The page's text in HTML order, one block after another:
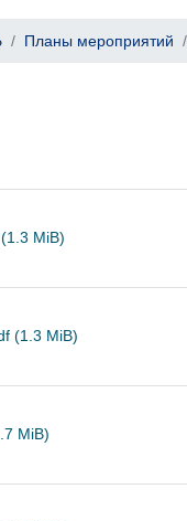
Планы мероприятий
MiB)
(1.3 MiB)
MiB)